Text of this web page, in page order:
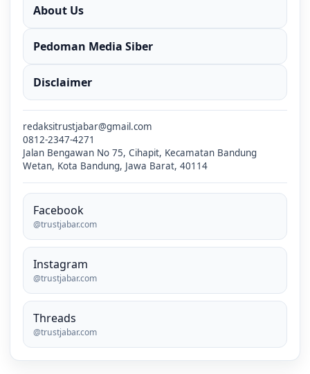
About Us
Pedoman Media Siber
Disclaimer
redaksitrustjabar@gmail.com
0812-2347-4271
Jalan Bengawan No 75, Cihapit, Kecamatan Bandung
Wetan, Kota Bandung, Jawa Barat, 40114
Facebook
@trustjabar.com
Instagram
@trustjabar.com
Threads
@trustjabar.com